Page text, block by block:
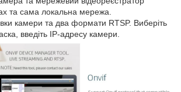
та сама локальна мережа.
камери та два формати RTSP. Виберіть
введіть IP-адресу камери.